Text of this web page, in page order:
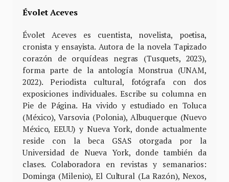
Évolet Aceves
Évolet Aceves es cuentista, novelista, poetisa,
cronista y ensayista. Autora de la novela Tapizado
corazón de orquídeas negras (Tusquets, 2023),
forma parte de la antología Monstrua (UNAM,
2022). Periodista cultural, fotógrafa con dos
exposiciones individuales. Escribe su columna en
Pie de Página. Ha vivido y estudiado en Toluca
(México), Varsovia (Polonia), Albuquerque (Nuevo
México, EEUU) y Nueva York, donde actualmente
reside con la beca GSAS otorgada por la
Universidad de Nueva York, donde también da
clases. Colaboradora en revistas y semanarios:
Dominga (Milenio), El Cultural (La Razón), Nexos,